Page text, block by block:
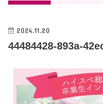
2024.11.20
44484428-893a-